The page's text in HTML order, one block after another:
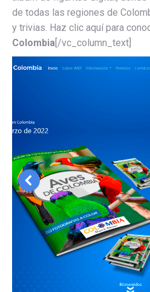
de todas las regiones de
y trivias. Haz clic aquí para
Colombia [/vc_column_text]